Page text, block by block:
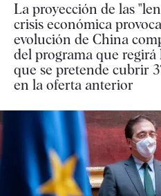
La proyección de las
crisis económica
evolución de China
del programa que
que se pretende cubrir
en la oferta anterior